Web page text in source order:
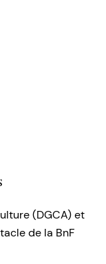
(DGCA) et
de la BnF